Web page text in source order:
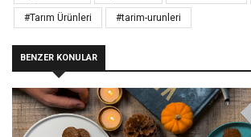
#Tarım Ürünleri #tarim-urunleri
BENZER KONULAR